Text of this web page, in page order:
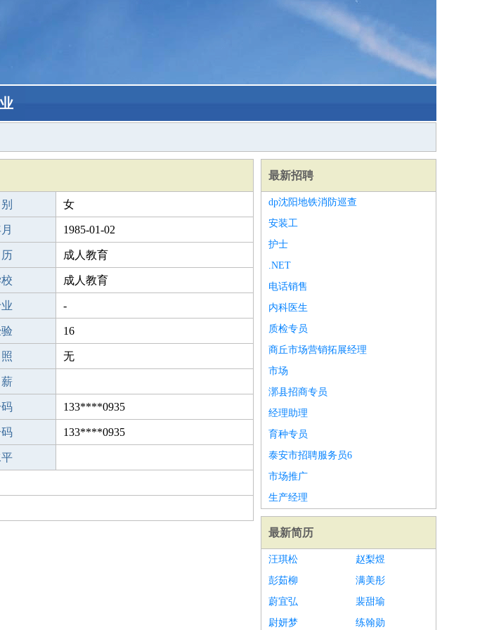
女
1985-01-02
成人教育
成人教育
-
16
无
133****0935
133****0935
最新招聘
dp沈阳地铁消防巡查
安装工
护士
.NET
电话销售
内科医生
质检专员
商丘市场营销拓展经理
市场
漷县招商专员
经理助理
育种专员
泰安市招聘服务员6
市场推广
生产经理
最新简历
汪琪松
赵梨煜
彭茹柳
满美彤
蔚宜弘
裴甜瑜
尉妍梦
练翰勋